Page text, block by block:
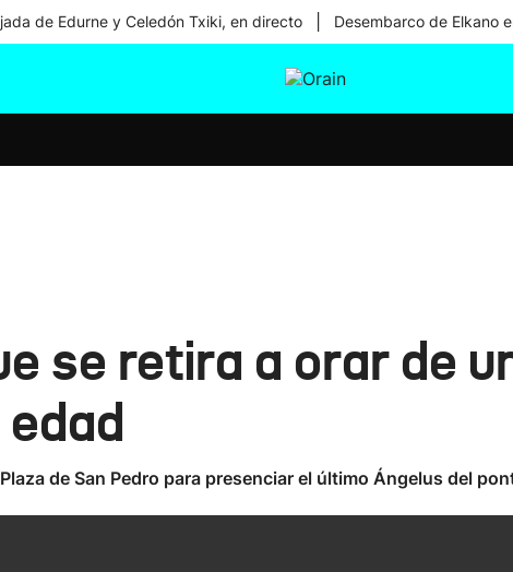
de Edurne y Celedón Txiki, en directo Desembarco de Elkano
se retira a orar de
de San Pedro para presenciar el último Ángelus del